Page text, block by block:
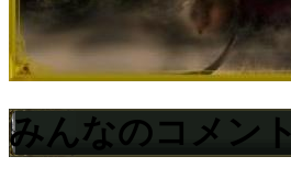
みんなのコメント